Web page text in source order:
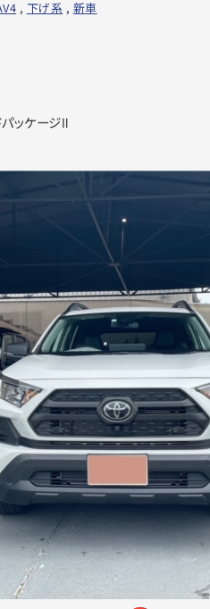
, 下げ系 , 新車
ッケージⅡ